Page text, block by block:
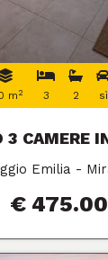
m 2 3 2 sì
3 CAMERE
Emilia -
€